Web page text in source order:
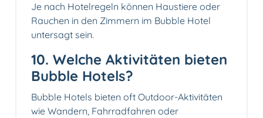
Je nach Hotelregeln können Haustiere oder
Rauchen in den Zimmern im Bubble Hotel
untersagt sein.
10. Welche Aktivitäten bieten
Bubble Hotels?
Bubble Hotels bieten oft Outdoor-Aktivitäten
wie Wandern, Fahrradfahren oder